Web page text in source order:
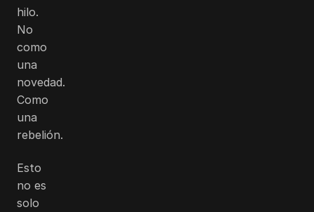
hilo.
No
como
una
novedad.
Como
una
rebelión.
Esto
no es
solo